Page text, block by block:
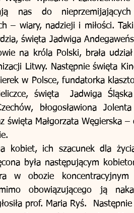
nas do
– wiary, nadzieji i miłości.
święta Jadwiga
na króla Polski, brała
Litwy. Następnie święta
w Polsce, fundatorka
święta  Jadwiga
błogosławiona
Małgorzata Węgierska –
kobiet, ich szacunek dla
była następującym
w obozie
obowiązującego ją
prof. Maria Ryś.